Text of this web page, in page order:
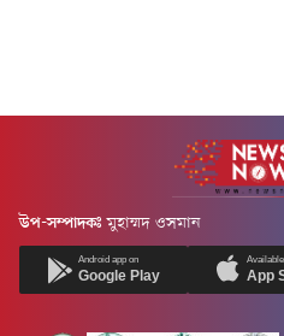
উপ-সম্পাদকঃ মুহাম্মদ ওসমান
Android app on
Google Play App